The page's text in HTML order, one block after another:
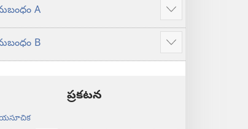
A
ఎక్కువ
చూపించు
B
ఎక్కువ
చూపించు
ప్రకటన